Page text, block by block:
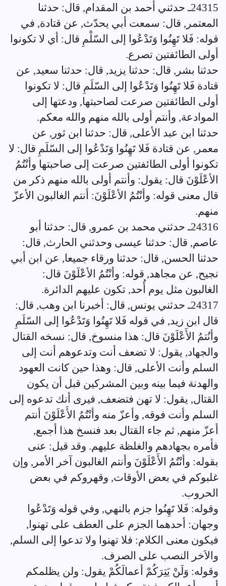
24315ـ حدثني أحمد بن المقدام, قال: حدثنا
المعتمر, قال: سمعت أبي يحدّث, عن قتادة, في
قوله: فَلا تَهِنُوا وَتَدْعُوا إلى السّلْمِ قال: أي لا تكونوا
أولى الطائفتين تصرع.
حدثنا بشر, قال: حدثنا يزيد, قال: حدثنا سعيد, عن
قتادة فَلا تَهِنُوا وَتَدْعُوا إلى السّلَمِ قال: لا تكونوا
أولى الطائفتين صرعت لصاحبتها, ودعتها إلى
الموادعة, وأنتم أولى بالله منهم والله معكم.
حدثنا ابن عبد الأعلى, قال: حدثنا ابن ثور, عن
معمر, عن قتادة فَلا تَهِنُوا وَتَدْعُوا إلى السّلَمِ قال: لا
تكونوا أولى الطائفتين صرعت إلى صاحبتها وأنْتُمُ
الأعْلَوْنَ قال: يقول: وأنتم أولى بالله منهم ذكر من
قال معنى قوله: وأنْتُمُ الأعْلَوْنَ: أنتم الغالبون الأعزّ
منهم.
24316ـ حدثني محمد بن عمرو, قال: حدثنا أبو
عاصم, قال: حدثنا عيسى وحدثني الحارث, قال:
حدثنا الحسن, قال: حدثنا ورقاء جميعا, عن ابن أبي
نجيح, عن مجاهد, قوله: وأنْتُمُ الأعْلَوْنَ قال:
الغالبون مثل يوم أُحد, تكون عليهم الدائرة.
24317ـ حدثني يونس, قال: أخبرنا ابن وهب, قال:
قال ابن زيد, في قوله فَلا تَهِنُوا وَتَدْعُوا إلى السّلَمِ
وأنُتمُ الأَعْلَوْنَ قال: هذا منسوخ, قال: نسخه القتال
والجهاد, يقول: لا تضعف أنت وتدعوهم أنت إلى
السلم وأنت الأعلى, قال: وهذا حين كانت العهود
والهدنة فيما بينه وبين المشركين قبل أن يكون
القتال, يقول: لا تهن فتضعف, فيرى أنك تدعوه إلى
السلم وأنت فوقه, وأعزّ منه وأنْتُمُ الأَعْلَوْنَ أنتم
أعزّ منهم, ثم جاء القتال بعد فنسخ هذا أجمع,
فأمره بجهادهم والغلظة عليهم. وقد قيل: عنى
بقوله: وأنْتُمُ الأَعْلَوْنَ وأنتم الغالبون آخر الأمر, وإن
غلبوكم في بعض الأوقات, وقهروكم في بعض
الحروب.
وقوله: فَلا تَهِنُوا جزم بالنهي, وفي قوله وَتَدْعُوا
وجهان: أحدهما الجزم على العطف على تهنوا,
فيكون معنى الكلام: فلا تهنوا ولا تدعوا إلى السلم,
والاَخر النصب على الصرف.
وقوله: وَلَنْ يَتِرَكُمْ أعمالَكُمْ يقول: ولن يظلمكم